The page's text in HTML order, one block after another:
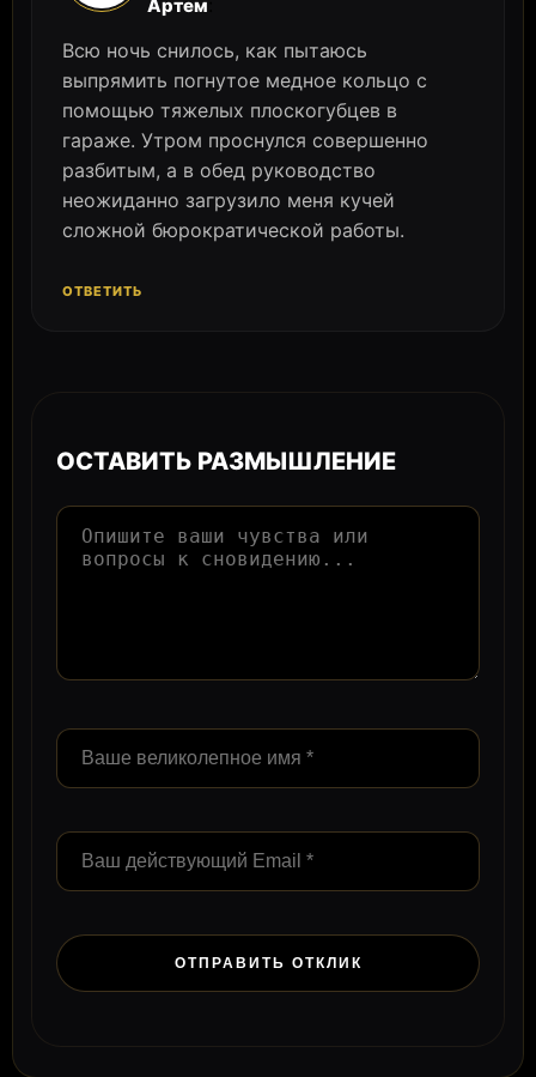
Артем
Всю ночь снилось, как пытаюсь
выпрямить погнутое медное кольцо с
помощью тяжелых плоскогубцев в
гараже. Утром проснулся совершенно
разбитым, а в обед руководство
неожиданно загрузило меня кучей
сложной бюрократической работы.
ОТВЕТИТЬ
ОСТАВИТЬ РАЗМЫШЛЕНИЕ